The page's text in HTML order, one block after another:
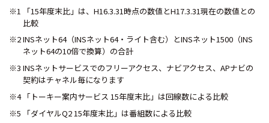
※1 「15年度末比」は、H16.3.31時点の数値とH17.3.31現在の数値との
比較
※2 INSネット64（INSネット64・ライト含む）とINSネット1500（INS
ネット64の10倍で換算）の合計
※3 INSネットサービスでのフリーアクセス、ナビアクセス、APナビの
契約はチャネル毎になります
※4 「トーキー案内サービス 15年度末比」は回線数による比較
※5 「ダイヤルQ2 15年度末比」は番組数による比較